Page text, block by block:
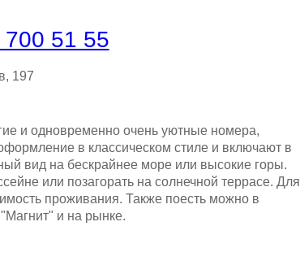
700 51 55
197
и одновременно очень уютные номера,
в классическом стиле и включают в
вид на бескрайнее море или высокие горы.
или позагорать на солнечной террасе. Для
проживания. Также поесть можно в
и на рынке.